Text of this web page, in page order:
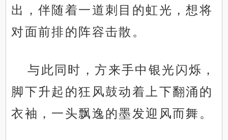
出，伴随着一道刺目的虹光，想将
对面前排的阵容击散。
与此同时，方来手中银光闪烁，
脚下升起的狂风鼓动着上下翻涌的
衣袖，一头飘逸的墨发迎风而舞。